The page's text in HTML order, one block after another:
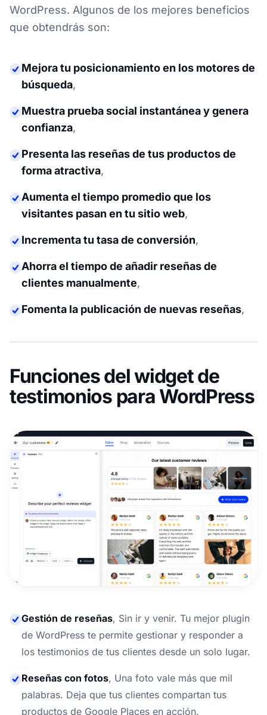
WordPress. Algunos de los mejores beneficios
que obtendrás son:
Mejora tu posicionamiento en los motores de
búsqueda,
Muestra prueba social instantánea y genera
confianza,
Presenta las reseñas de tus productos de
forma atractiva,
Aumenta el tiempo promedio que los
visitantes pasan en tu sitio web,
Incrementa tu tasa de conversión,
Ahorra el tiempo de añadir reseñas de
clientes manualmente,
Fomenta la publicación de nuevas reseñas,
Funciones del widget de
testimonios para WordPress
Gestión de reseñas, Sin ir y venir. Tu mejor plugin
de WordPress te permite gestionar y responder a
los testimonios de tus clientes desde un solo lugar.
Reseñas con fotos, Una foto vale más que mil
palabras. Deja que tus clientes compartan tus
productos de Google Places en acción.